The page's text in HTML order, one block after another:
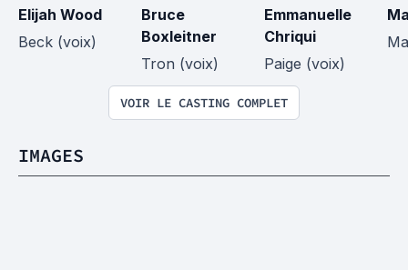
Elijah Wood
Beck (voix)
Bruce
Boxleitner
Tron (voix)
Emmanuelle
Chriqui
Paige (voix)
VOIR LE CASTING COMPLET
IMAGES